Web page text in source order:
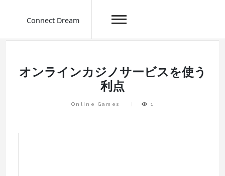
Connect Dream
オンラインカジノサービスを使う
利点
Online Games 1